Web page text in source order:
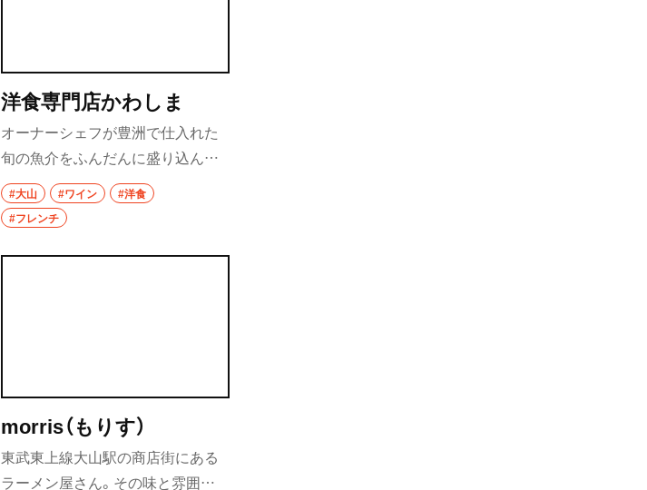
洋食専門店かわしま
オーナーシェフが豊洲で仕入れた
旬の魚介をふんだんに盛り込んだ、
豊洲ランチが人気の洋食店。もち
ろん定番の洋食メニューも揃い、ま
た鮮魚のポワレやポークリエット
など、フレンチ由来のメニューも味
#大山 #ワイン
#洋食
#フレンチ
morris（もりす）
東武東上線大山駅の商店街にある
ラーメン屋さん。その味と雰囲気